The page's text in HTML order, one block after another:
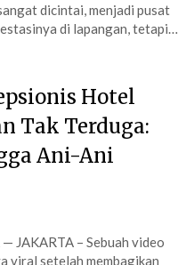
dicintai, menjadi pusat
di lapangan, tetapi…
Hotel
Tak Terduga:
Ani-Ani
JAKARTA – Sebuah video
viral setelah membagikan